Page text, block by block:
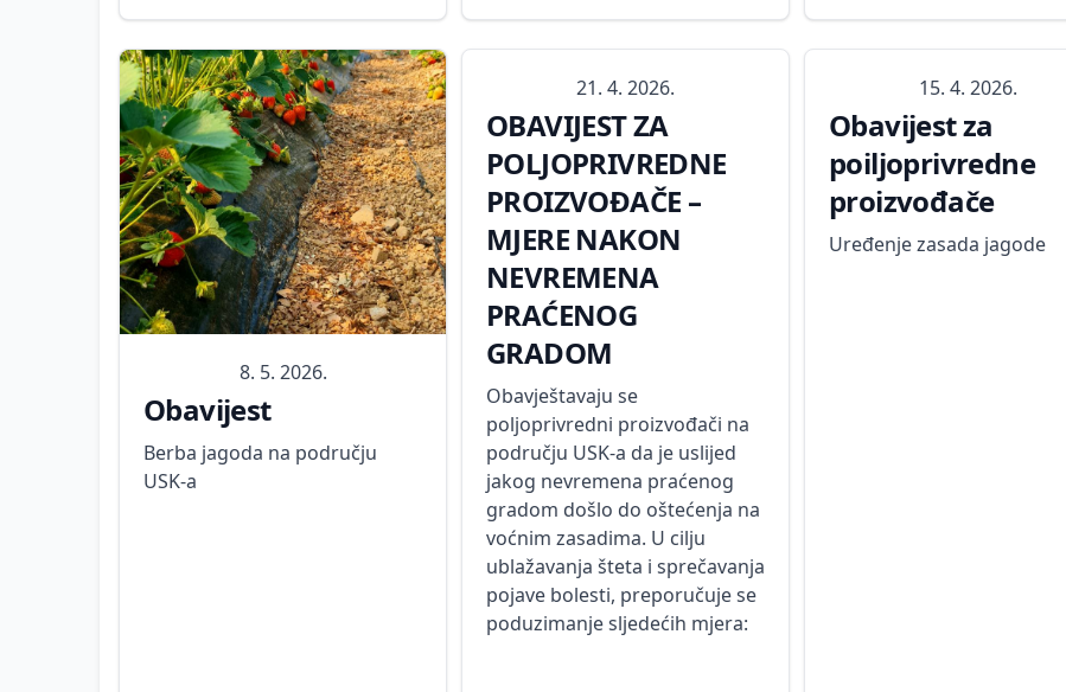
8. 5. 2026.
Obavijest
Berba jagoda na području
USK-a
21. 4. 2026.
OBAVIJEST ZA
POLJOPRIVREDNE
PROIZVOĐAČE –
MJERE NAKON
NEVREMENA
PRAĆENOG
GRADOM
Obavještavaju se
poljoprivredni proizvođači na
području USK-a da je uslijed
jakog nevremena praćenog
gradom došlo do oštećenja na
voćnim zasadima. U cilju
ublažavanja šteta i sprečavanja
pojave bolesti, preporučuje se
poduzimanje sljedećih mjera:
15. 4. 2026.
Obavijest za
poiljoprivredne
proizvođače
Uređenje zasada jagode